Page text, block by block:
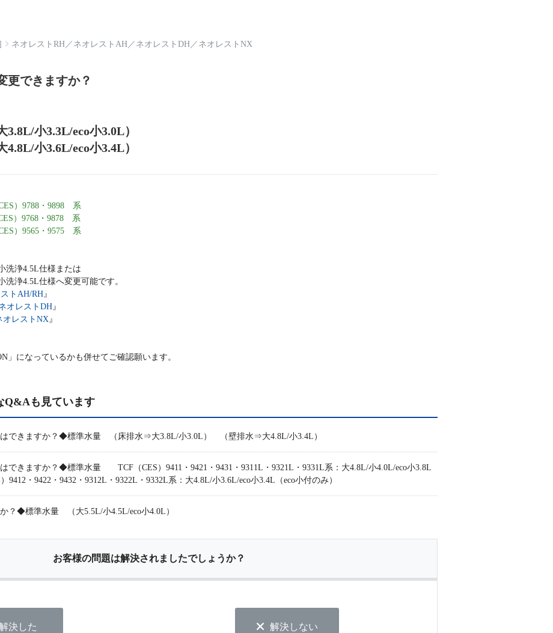
ネオレストRH／ ネオレストAH／ ネオレストDH／ ネオレストNX
更できますか？
小3.3L/eco小3.0L）
小3.6L/eco小3.4L）
）9788・9898 系
）9768・9878 系
）9565・9575 系
洗浄4.5L仕様または
洗浄4.5L仕様へ変更可能です。
トAH/RH』
オレストDH』
オレストNX』
」になっているかも併せてご確認願います。
Q&Aも見ています
はできますか？◆標準水量 （床排水⇒大3.8L/小3.0L） （壁排水⇒大4.8L/小3.4L）
できますか？◆標準水量 TCF（CES）9411・9421・9431・9311L・9321L・9331L系：大4.8L/小4.0L/eco小3.8L
9412・9422・9432・9312L・9322L・9332L系：大4.8L/小3.6L/eco小3.4L（eco小付のみ）
？◆標準水量 （大5.5L/小4.5L/eco小4.0L）
お客様の問題は解決されましたでしょうか？
決した 解決しない